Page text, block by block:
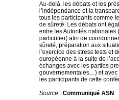
Au-delà, les débats et les
l’indépendance et la
tous les participants comme
de sûreté. Les débats ont
entre les Autorités nationales
particulier) afin de
sûreté, préparation aux
l’exercice des stress tests et
européenne à la suite de
échanges avec les parties
gouvernementales…) et avec
les participants de cette
Source : Communiqué ASN